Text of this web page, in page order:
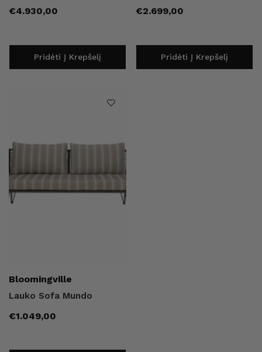
Įprasta
€4.930,00
Pridėti Į Krepšelį
Įprasta
€2.699,00
Pridėti Į Krepšelį
Pardavėjas:
Bloomingville
Lauko Sofa Mundo
Įprasta
€1.049,00